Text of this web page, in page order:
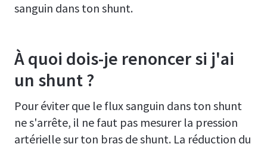
sanguin dans ton shunt.
À quoi dois-je renoncer si j'ai
un shunt ?
Pour éviter que le flux sanguin dans ton shunt
ne s'arrête, il ne faut pas mesurer la pression
artérielle sur ton bras de shunt. La réduction du